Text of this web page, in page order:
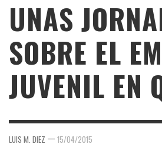
UNAS
SOBRE EL
JUVENIL EN
LUIS M. DIEZ — 15/04/2015